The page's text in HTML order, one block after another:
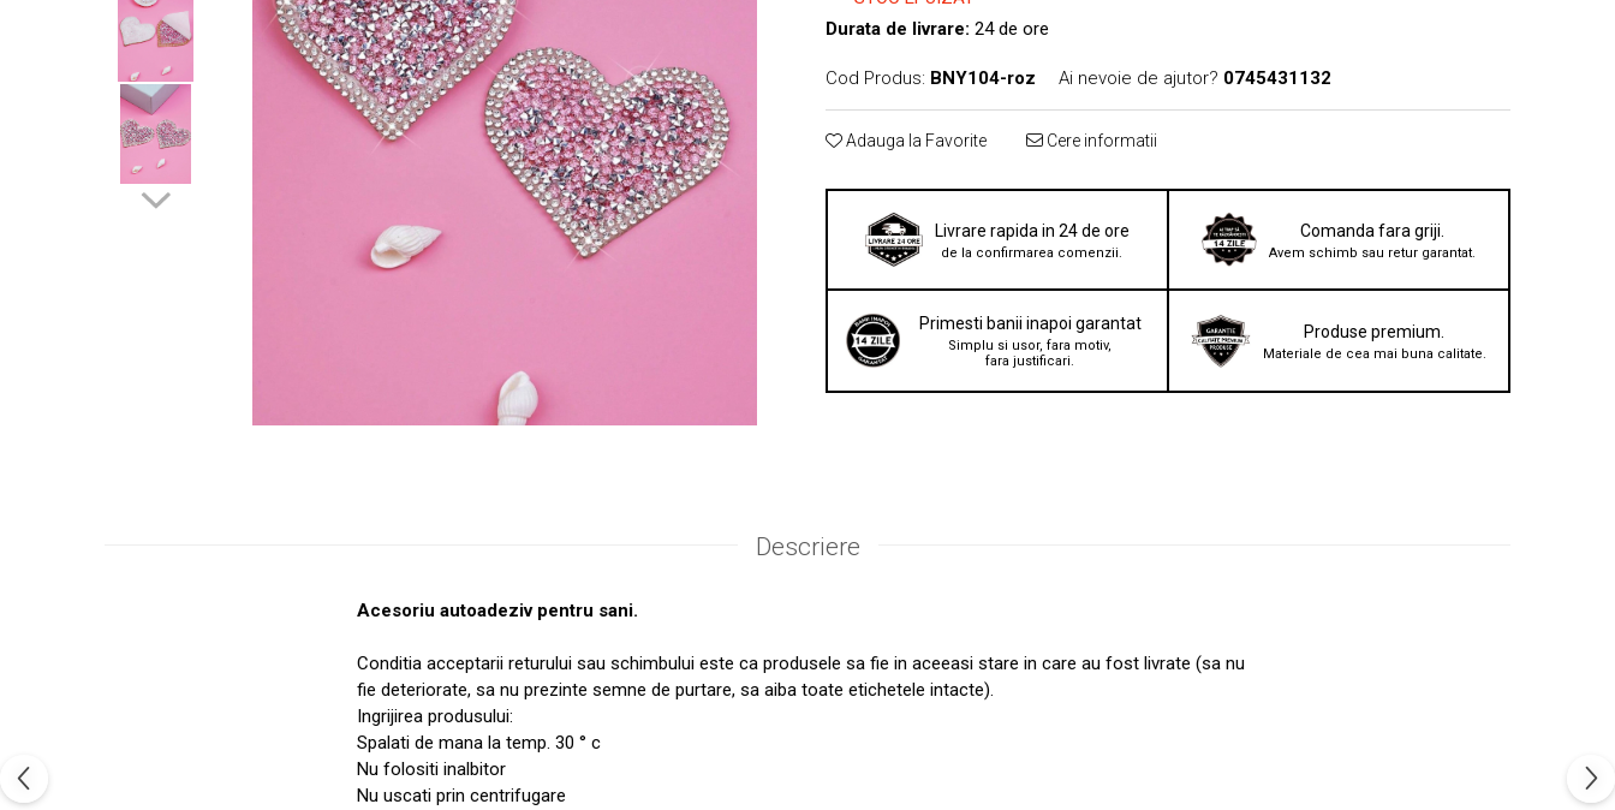
Durata de livrare: 24 de ore
Cod Produs: BNY104-roz Ai nevoie de ajutor? 0745431132
Adauga la Favorite Cere informatii
Livrare rapida in 24 de ore
de la confirmarea comenzii.
Comanda fara griji.
Avem schimb sau retur garantat.
Primesti banii inapoi garantat
Simplu si usor, fara motiv,
fara justificari.
Produse premium.
Materiale de cea mai buna calitate.
Descriere
Acesoriu autoadeziv pentru sani.
Conditia acceptarii returului sau schimbului este ca produsele sa fie in aceeasi stare in care au fost livrate (sa nu
fie deteriorate, sa nu prezinte semne de purtare, sa aiba toate etichetele intacte).
Ingrijirea produsului:
Spalati de mana la temp. 30 ° c
Nu folositi inalbitor
Nu uscati prin centrifugare